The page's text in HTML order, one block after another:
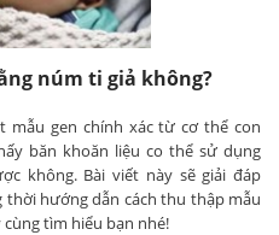
núm ti giả không?
mẫu gen chính xác từ cơ thể con
băn khoăn liệu co thể sử dụng
không. Bài viết này sẽ giải đáp
thời hướng dẫn cách thu thập mẫu
tìm hiểu bạn nhé!